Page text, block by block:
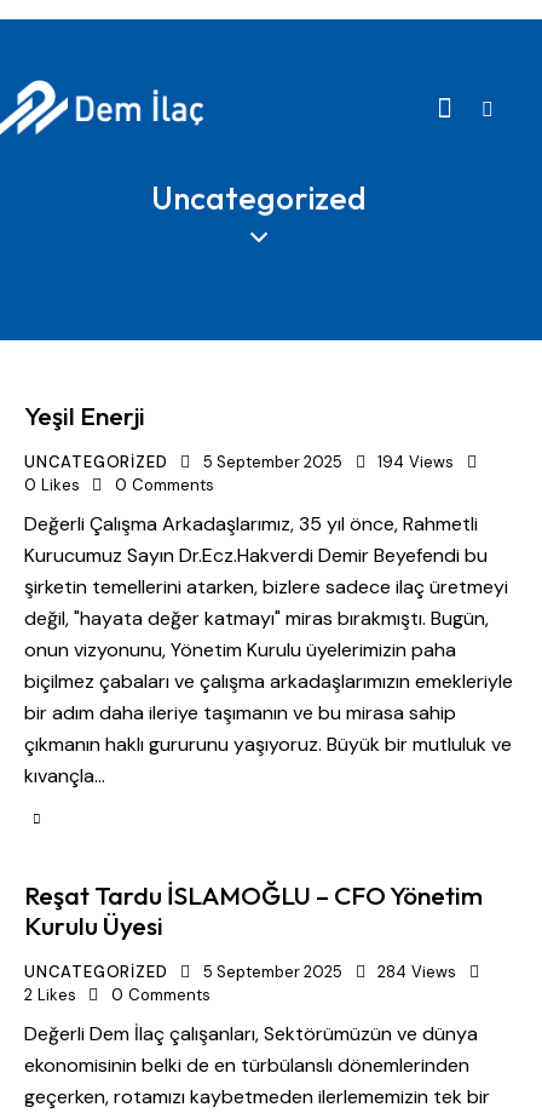
Uncategorized
Yeşil Enerji
UNCATEGORIZED 5 September 2025 194 Views
0 Likes 0 Comments
​Değerli Çalışma Arkadaşlarımız, ​35 yıl önce, Rahmetli
Kurucumuz Sayın Dr.Ecz.Hakverdi Demir Beyefendi bu
şirketin temellerini atarken, bizlere sadece ilaç üretmeyi
değil, "hayata değer katmayı" miras bırakmıştı. Bugün,
onun vizyonunu, Yönetim Kurulu üyelerimizin paha
biçilmez çabaları ve çalışma arkadaşlarımızın emekleriyle
bir adım daha ileriye taşımanın ve bu mirasa sahip
çıkmanın haklı gururunu yaşıyoruz. ​Büyük bir mutluluk ve
kıvançla…
Reşat Tardu İSLAMOĞLU – CFO Yönetim
Kurulu Üyesi
UNCATEGORIZED 5 September 2025 284 Views
2 Likes 0 Comments
Değerli Dem İlaç çalışanları, Sektörümüzün ve dünya
ekonomisinin belki de en türbülanslı dönemlerinden
geçerken, rotamızı kaybetmeden ilerlememizin tek bir